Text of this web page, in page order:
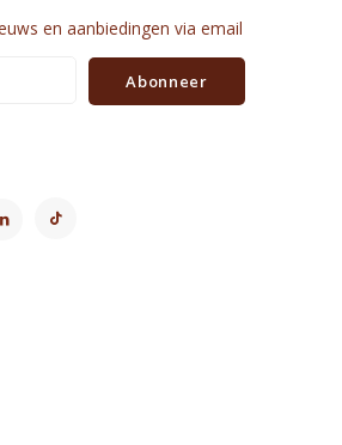
en aanbiedingen via email
Abonneer